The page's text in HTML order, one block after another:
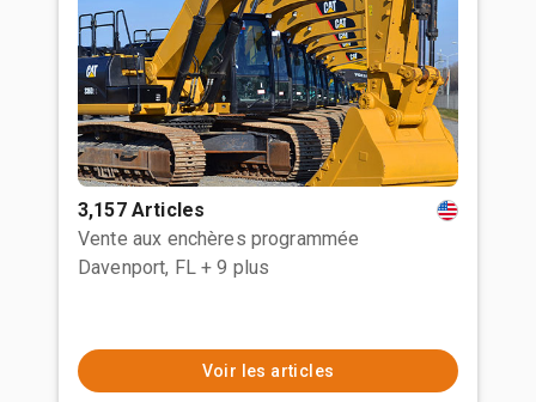
3,157 Articles
Vente aux enchères programmée
Davenport, FL + 9 plus
Voir les articles